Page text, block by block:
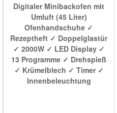
Digitaler Minibackofen mit
Umluft (45 Liter)
Ofenhandschuhe ✓
Rezeptheft ✓ Doppelglastür
✓ 2000W ✓ LED Display ✓
13 Programme ✓ Drehspieß
✓ Krümelblech ✓ Timer ✓
Innenbeleuchtung